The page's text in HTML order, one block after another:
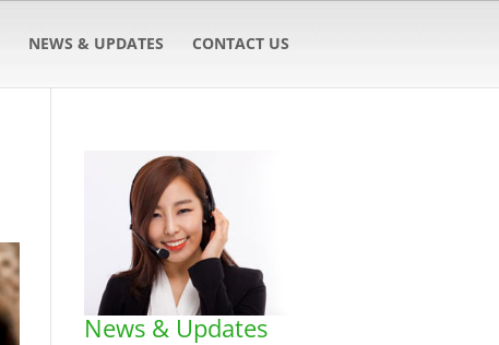
NEWS & UPDATES CONTACT US
News & Updates